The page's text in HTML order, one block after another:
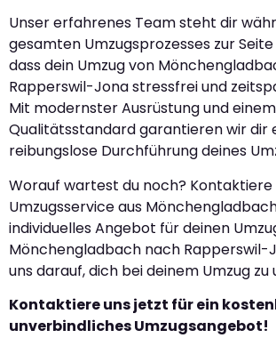
Unser erfahrenes Team steht dir
gesamten Umzugsprozesses zur
dass dein Umzug von
Rapperswil-Jona stressfrei und
Mit modernster Ausrüstung und
Qualitätsstandard garantieren wir dir
reibungslose Durchführung deines
Worauf wartest du noch?
Umzugsservice aus
individuelles Angebot für deinen
Mönchengladbach nach Rapperswil-
uns darauf, dich bei deinem Umzug
Kontaktiere uns jetzt für ein
unverbindliches Umzugsangebot!